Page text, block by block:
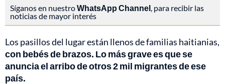
Síganos en nuestroWhatsApp Channel , para recibir las
noticias de mayor interés
Los pasillos del lugar están llenos de familias haitianias,
con bebés de brazos. Lo más grave es que se
anuncia el arribo de otros 2 mil migrantes de ese
país.